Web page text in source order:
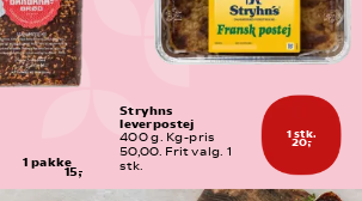
1 pakke
15,-
1 stk.
20,-
Stryhns
leverpostej
400 g. Kg-pris
50,00. Frit valg. 1
stk.